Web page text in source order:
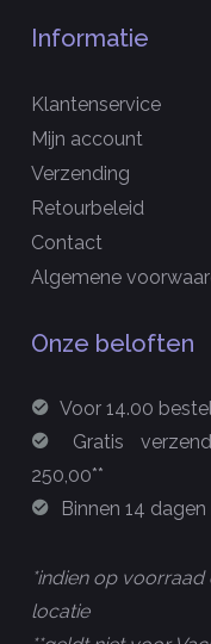
Informatie
Klantenservice
Mijn account
Verzending
Retourbeleid
Contact
Algemene
Onze beloften
Voor 14.00
Gratis
250,00**
Binnen 14
*indien op
locatie